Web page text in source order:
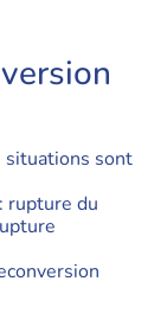
situations sont
rupture du